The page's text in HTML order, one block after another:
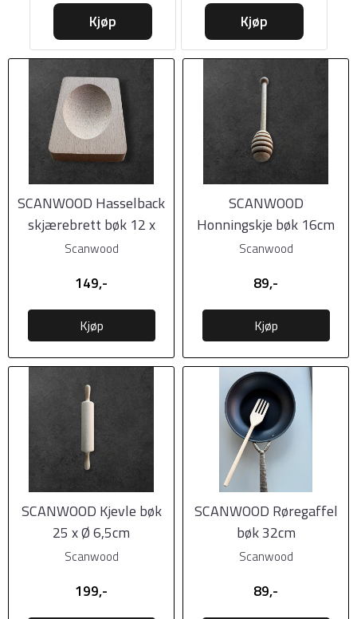
Kjøp
Kjøp
SCANWOOD Hasselback
skjærebrett bøk 12 x
8cm
Scanwood
149,-
Kjøp
SCANWOOD
Honningskje bøk 16cm
Scanwood
89,-
Kjøp
SCANWOOD Kjevle bøk
25 x Ø 6,5cm
Scanwood
199,-
SCANWOOD Røregaffel
bøk 32cm
Scanwood
89,-